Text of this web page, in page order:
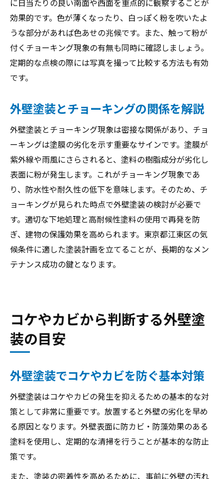
に日当たりの良い南面や西面を重点的に観察することが
効果的です。色が薄くなったり、白っぽく粉を吹いたよ
うな部分があれば色あせの兆候です。また、触って粉が
付くチョーキング現象の有無も同時に確認しましょう。
定期的な点検の際には写真を撮って比較する方法も有効
です。
外壁塗装とチョーキングの関係を解説
外壁塗装とチョーキング現象は密接な関係があり、チョ
ーキングは塗膜の劣化を示す重要なサインです。塗膜が
紫外線や雨風にさらされると、塗料の樹脂成分が劣化し
表面に粉が発生します。これがチョーキング現象であ
り、防水性や耐久性の低下を意味します。そのため、チ
ョーキングが見られた時点で外壁塗装の検討が必要で
す。適切な下地処理と高耐候性塗料の使用で再発を防
ぎ、建物の保護効果を高められます。東京都江東区の気
候条件に適した塗装計画を立てることが、長期的なメン
テナンス成功の鍵となります。
コケやカビから判断する外壁塗
装の目安
外壁塗装でコケやカビを防ぐ基本対策
外壁塗装はコケやカビの発生を抑えるための基本的な対
策として非常に重要です。放置すると外壁の劣化を早め
る原因となります。外壁表面に防カビ・防藻効果のある
塗料を使用し、定期的な清掃を行うことが基本的な防止
策です。
また、塗装の密着性を高めるために、事前に外壁の汚れ